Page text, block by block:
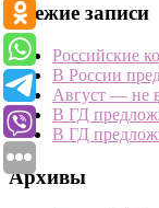
Свежие записи
Российские
В России
Август — не
В ГД
В ГД
Архивы